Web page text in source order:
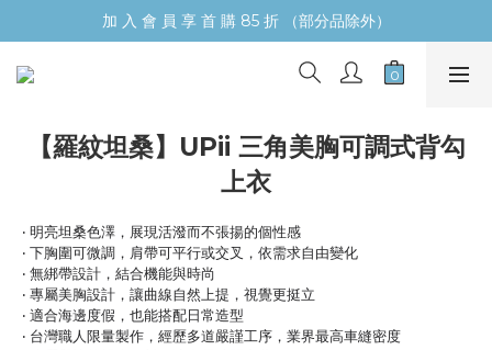
加 入 會 員 享 首 購 85 折 （部分品除外）
【羅紋坦桑】UPii 三角美胸可調式背勾
上衣
‧ 明亮坦桑色澤，展現活潑而不張揚的個性感
‧ 下胸圍可微調，肩帶可平行或交叉，依需求自由變化
‧ 無綁帶設計，結合機能與時尚
‧ 專屬美胸設計，讓曲線自然上提，視覺更挺立
‧ 適合海邊度假，也能搭配日常造型
‧ 台灣職人限量製作，經歷多道嚴謹工序，業界最高車縫密度